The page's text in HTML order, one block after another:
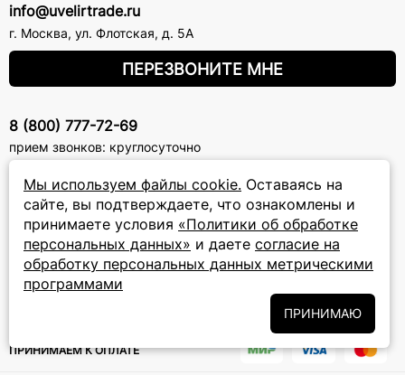
Мы используем файлы cookie. Оставаясь на
сайте, вы подтверждаете, что ознакомлены и
принимаете условия «Политики об обработке
персональных данных» и даете согласие на
обработку персональных данных метрическими
программами
ПРИНИМАЮ
info@uvelirtrade.ru
г. Москва, ул. Флотская, д. 5А
ПЕРЕЗВОНИТЕ МНЕ
8 (800) 777-72-69
прием звонков: круглосуточно
ПОДПИСКА НА РАССЫЛКУ
Подписаться на новости
Подписываясь на рассылку, вы соглашаетесь с условиямиПолитики
обработки персональных данных
ПРИНИМАЕМ К ОПЛАТЕ